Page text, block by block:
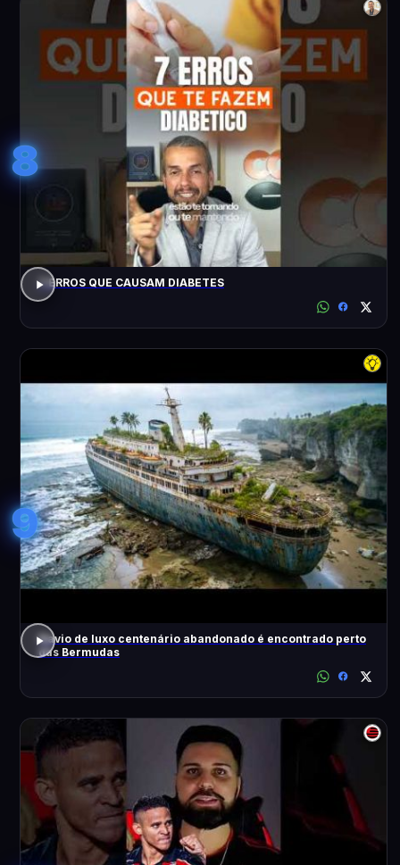
8
7 ERROS QUE CAUSAM DIABETES
9
Navio de luxo centenário abandonado é encontrado perto
das Bermudas